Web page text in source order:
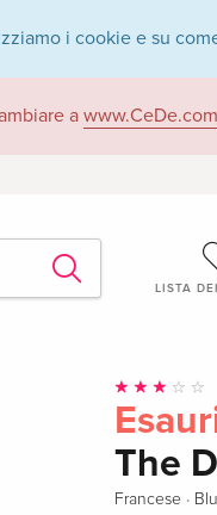
i cookie e su
a www.CeDe.com
LISTA
The
Francese ·